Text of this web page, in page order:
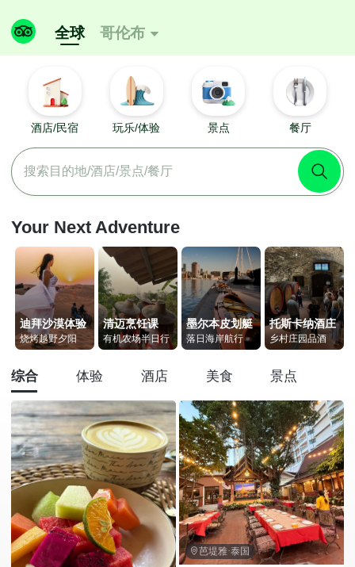
全球 哥伦布 
酒店/民宿 玩乐/体验 景点 餐厅
搜索目的地/酒店/景点/餐厅
Your Next Adventure
迪拜沙漠体验
烧烤越野夕阳
清迈烹饪课
有机农场半日行
墨尔本皮划艇
落日海岸航行
托斯卡纳酒庄
乡村庄园品酒
综合 体验 酒店 美食 景点
芭堤雅·泰国